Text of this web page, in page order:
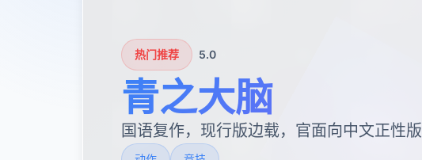
热门推荐 5.0
青之大脑
国语复作，现行版边载，官面向中文正性版